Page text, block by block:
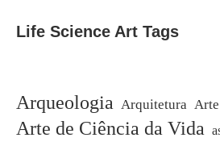
Life Science Art Tags
Arqueologia Arquitetura Arte
Arte de Ciência da Vida